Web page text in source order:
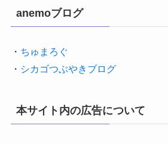
anemoブログ
・ ちゅまろぐ
・ シカゴつぶやきブログ
本サイト内の広告について